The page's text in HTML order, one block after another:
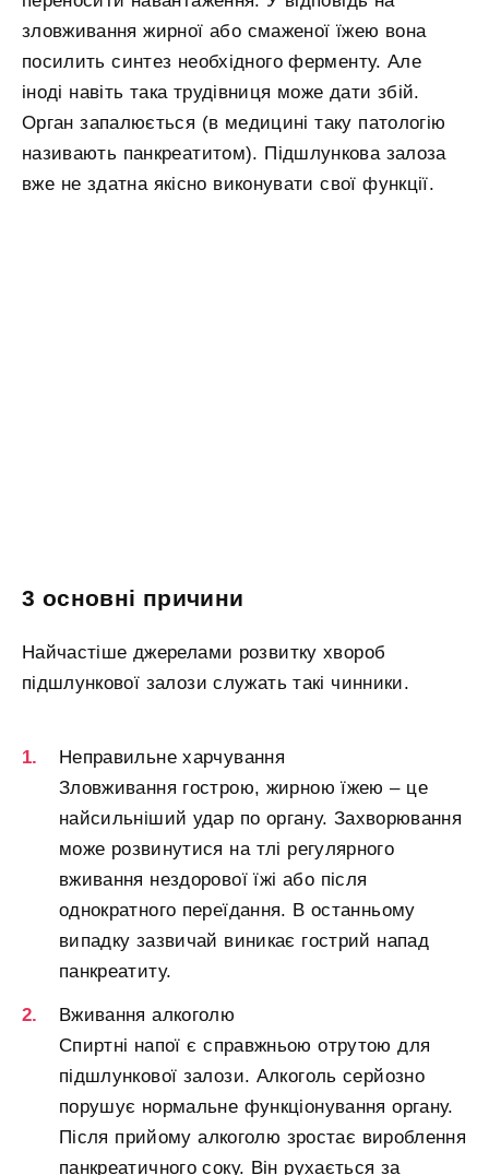
зловживання жирної або смаженої їжею вона
посилить синтез необхідного ферменту. Але
іноді навіть така трудівниця може дати збій.
Орган запалюється (в медицині таку патологію
називають панкреатитом). Підшлункова залоза
вже не здатна якісно виконувати свої функції.
3 основні причини
Найчастіше джерелами розвитку хвороб
підшлункової залози служать такі чинники.
Неправильне харчування
Зловживання гострою, жирною їжею – це
найсильніший удар по органу. Захворювання
може розвинутися на тлі регулярного
вживання нездорової їжі або після
однократного переїдання. В останньому
випадку зазвичай виникає гострий напад
панкреатиту.
Вживання алкоголю
Спиртні напої є справжньою отрутою для
підшлункової залози. Алкоголь серйозно
порушує нормальне функціонування органу.
Після прийому алкоголю зростає вироблення
панкреатичного соку. Він рухається за